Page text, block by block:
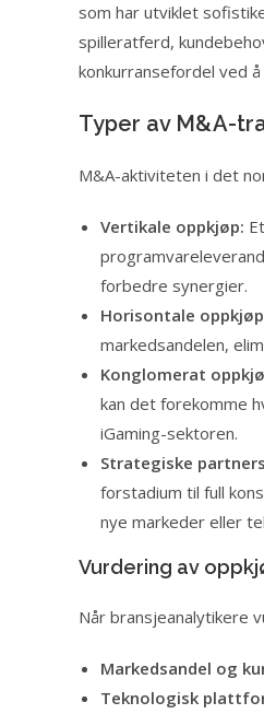
som har utviklet
spilleratferd,
konkurransefordel ved
Typer av M&A-
M&A-aktiviteten i det
Vertikale oppkjøp:
forbedre synergier.
Horisontale
markedsandelen,
Konglomerat
kan det forekomme
iGaming-sektoren.
Strategiske
forstadium til full
nye markeder eller
Vurdering av
Når bransjeanalytikere
Markedsandel og
Teknologisk